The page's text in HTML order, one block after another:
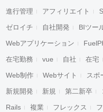
進行管理 アフィリエイト
ゼロイチ 自社開発 BIツー
Webアプリケーション
在宅勤務 vue 自社 在宅
Web制作 Webサイト スポ
新規開発 新規 第二新卒
Rails 複業 フレックス